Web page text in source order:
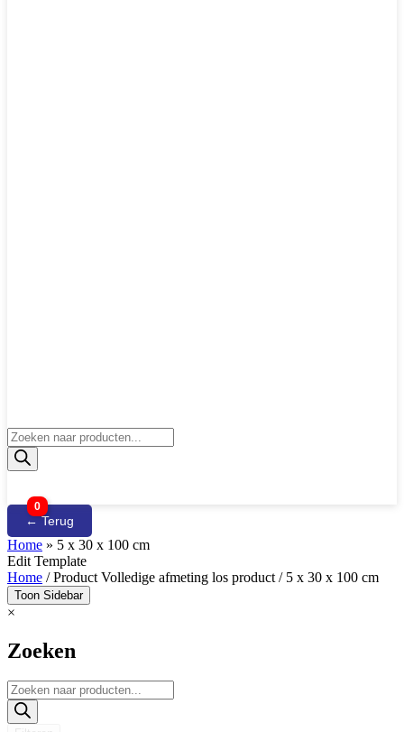
Producten
zoeken
0
← Terug
Home » 5 x 30 x 100 cm
Edit Template
Home / Product Volledige afmeting los product / 5 x 30 x 100 cm
Toon Sidebar
×
Zoeken
Producten
zoeken